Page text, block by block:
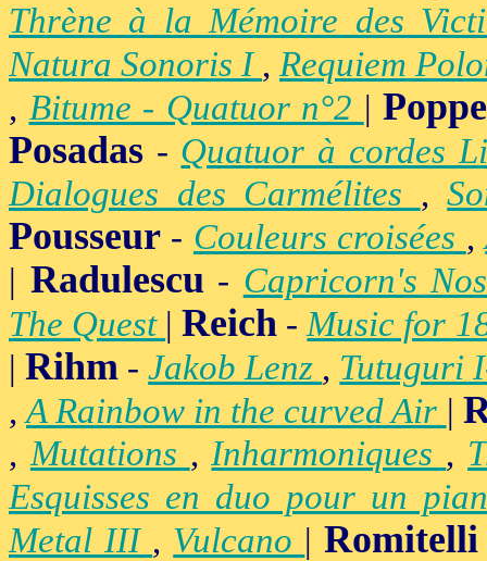
Thrène à la Mémoire des
Natura Sonoris I , Requiem
, Bitume - Quatuor n°2 |Poppe
Posadas - Quatuor à cordes
Dialogues des Carmélites ,
Pousseur - Couleurs croisées ,
| Radulescu - Capricorn's
The Quest |Reich -Music for
|Rihm -Jakob Lenz , Tutuguri
,A Rainbow in the curved Air |
,Mutations ,Inharmoniques ,
Esquisses en duo pour un
Metal III , Vulcano |Romitelli